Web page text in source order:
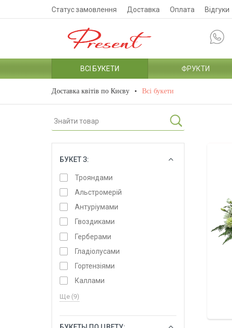
Статус замовлення Доставка Оплата Відгуки
ВСІ БУКЕТИ ФРУКТИ
Доставка квітів по Києву Всі букети
БУКЕТ З:
Трояндами
Альстромерій
Антуріумами
Гвоздиками
Герберами
Гладіолусами
Гортензіями
Каллами
Ще (9)